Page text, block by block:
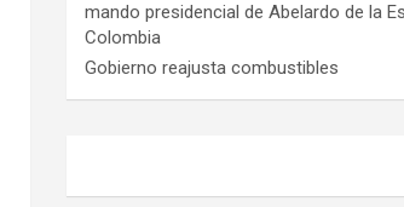
mando presidencial de Abelardo de la
Colombia
Gobierno reajusta combustibles